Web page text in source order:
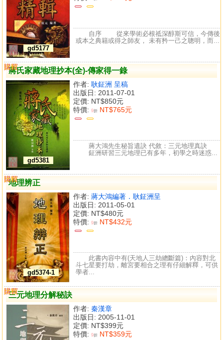
gd5177
自序 從來學術必根祗深醇斯可信，今傳後
或本之典籍或得之師友， 未有矜一己之聰明，而...
蔣氏家藏地理抄本(全)-傳家得一錄
gd5381
作者: 耿鉦洲 呈稿
出版日: 2011-07-01
定價: NT$850元
特價: 9折 NT$765元
購買
比較
蔣大鴻先生秘旨遺訣 代敘：三元地理真訣
鉦洲研習三元地理已有多年，初學之時迷惑...
地理辨正
gd5374-1
作者: 蔣大鴻編著．耿鉦洲呈
出版日: 2011-05-01
定價: NT$480元
特價: 9折 NT$432元
購買
比較
此書內容中有(天地人三劫總斷篇)：內容對北
斗七星要打劫，離宮要相合之理有仔細解釋，可供
學者...
三元地理分解秘訣
作者: 秦漢章
出版日: 2005-11-01
定價: NT$399元
特價: 9折 NT$359元
購買
比較